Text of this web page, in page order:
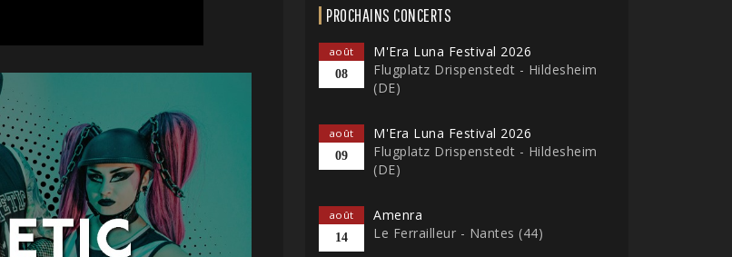
PROCHAINS CONCERTS
août
08
M'Era Luna Festival 2026
Flugplatz Drispenstedt - Hildesheim
(DE)
août
09
M'Era Luna Festival 2026
Flugplatz Drispenstedt - Hildesheim
(DE)
août
14
Amenra
Le Ferrailleur - Nantes (44)